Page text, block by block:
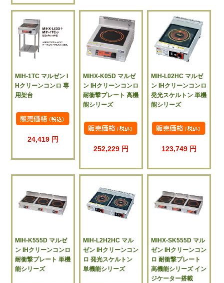
MIH-1TC マルゼン I
Hクリーンコンロ 専
用架台
24,419 円
MIHX-K05D マルゼ
ン IHクリーンコンロ
耐衝撃プレート 高機
能シリーズ
252,229 円
MIH-L02HC マルゼ
ン IHクリーンコンロ
発光スケルトン 単機
能シリーズ
123,749 円
MIH-K555D マルゼ
ン IHクリーンコンロ
耐衝撃プレート 単機
能シリーズ
MIH-L2H2HC マル
ゼン IHクリーンコン
ロ 発光スケルトン
単機能シリーズ
MIHX-SK555D マル
ゼン IHクリーンコン
ロ 耐衝撃プレート
高機能シリーズ イン
ジケーター搭載